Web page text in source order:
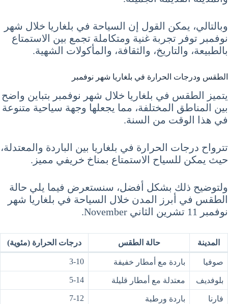
وبالتالي، يمكن القول إن السياحة في بلغاريا خلال شهر
نوفمبر توفر تجربة غنية ومتكاملة تجمع بين الاستمتاع
بالطبيعة، والتاريخ، والثقافة، والمأكولات الشهية.
الطقس ودرجات الحرارة في بلغاريا شهر نوفمبر
يتميز الطقس في بلغاريا خلال شهر نوفمبر بتباين واضح
بين المناطق المختلفة، مما يجعلها وجهة سياحية متنوعة
في هذا الوقت من السنة.
تترواح درجات الحرارة في بلغاريا بين الباردة والمعتدلة،
حيث يمكن للسياح الاستمتاع بمناخ خريفي مميز.
ولتوضيح ذلك بشكل أفضل، سنستعرض فيما يلي حالة
الطقس في أبرز المدن خلال السياحة في بلغاريا شهر
نوفمبر 11 تشرين الثاني November.
المدينة حالة الطقس درجات الحرارة (مئوية)
صوفيا باردة مع أمطار خفيفة 3-10
بلوفديف معتدلة مع أمطار قليلة 5-14
فارنا باردة ورطبة 7-12